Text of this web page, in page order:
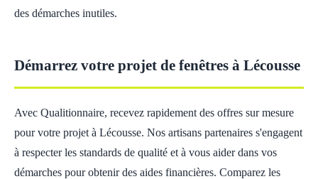
des démarches inutiles.
Démarrez votre projet de fenêtres à Lécousse
Avec Qualitionnaire, recevez rapidement des offres sur mesure
pour votre projet à Lécousse. Nos artisans partenaires s'engagent
à respecter les standards de qualité et à vous aider dans vos
démarches pour obtenir des aides financières. Comparez les